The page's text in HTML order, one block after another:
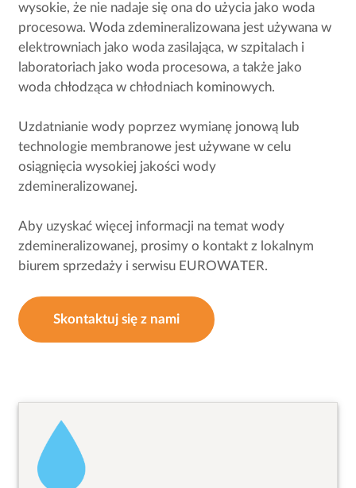
wysokie, że nie nadaje się ona do użycia jako woda
procesowa. Woda zdemineralizowana jest używana w
elektrowniach jako woda zasilająca, w szpitalach i
laboratoriach jako woda procesowa, a także jako
woda chłodząca w chłodniach kominowych.
Uzdatnianie wody poprzez wymianę jonową lub
technologie membranowe jest używane w celu
osiągnięcia wysokiej jakości wody
zdemineralizowanej.
Aby uzyskać więcej informacji na temat wody
zdemineralizowanej, prosimy o kontakt z lokalnym
biurem sprzedaży i serwisu EUROWATER.
Skontaktuj się z nami